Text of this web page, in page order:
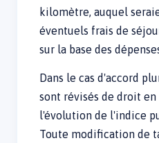
kilomètre, auquel
éventuels frais de
sur la base des
Dans le cas d'accord
sont révisés de droit
l'évolution de l'indice
Toute modification de